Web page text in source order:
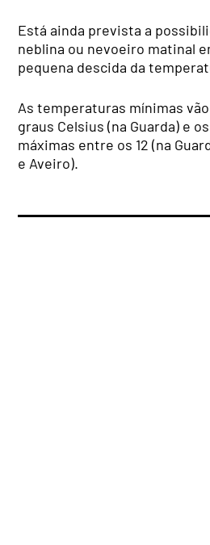
Está ainda prevista a
neblina ou nevoeiro matinal
pequena descida da
As temperaturas mínimas
graus Celsius (na Guarda) e
máximas entre os 12 (na
e Aveiro).